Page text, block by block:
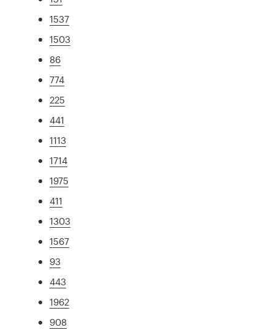
1537
1503
86
774
225
441
1113
1714
1975
411
1303
1567
93
443
1962
908